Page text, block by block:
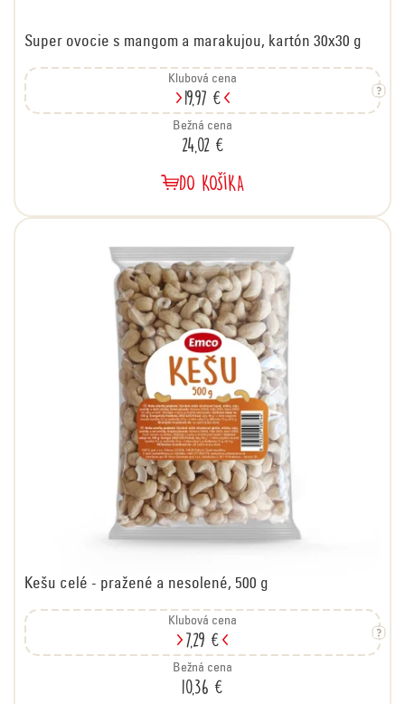
Super ovocie s mangom a marakujou, kartón 30x30 g
Klubová cena
19,97 €
Bežná cena
24,02 €
DO KOŠÍKA
Kešu celé - pražené a nesolené, 500 g
Klubová cena
7,29 €
Bežná cena
10,36 €